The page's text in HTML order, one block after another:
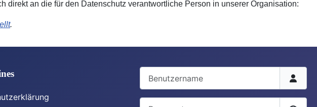
an die für den Datenschutz verantwortliche Person in unserer Organisation:
.